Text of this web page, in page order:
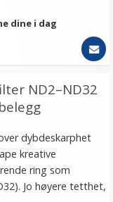
dine i dag
ND2–ND32
dybdeskarphet
kreative
ring som
Jo høyere tetthet,